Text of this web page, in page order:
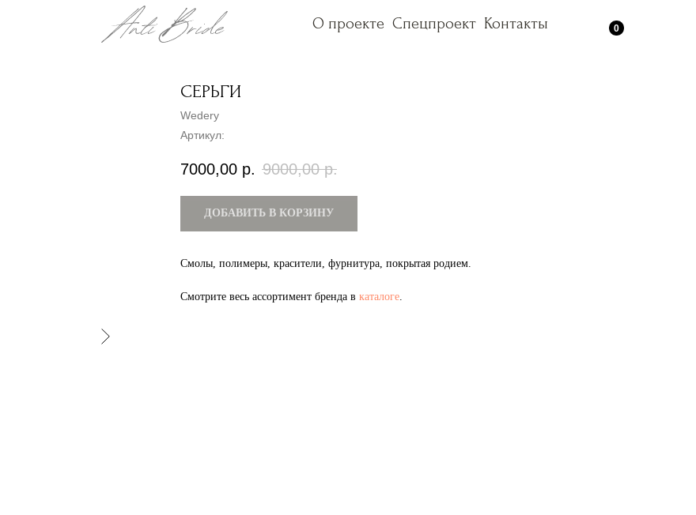
0
О проекте Спецпроект Контакты
О проекте Спецпроект Контакты
СЕРЬГИ
Wedery
Артикул:
7000,00 р. 9000,00 р.
ДОБАВИТЬ В КОРЗИНУ
Смолы, полимеры, красители, фурнитура, покрытая родием.
Смотрите весь ассортимент бренда в каталоге.